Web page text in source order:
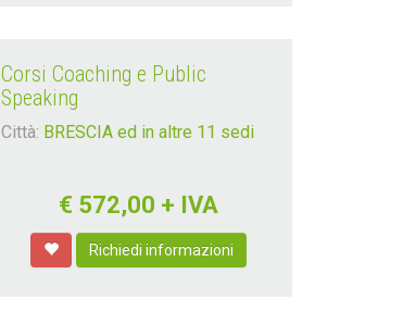
Corsi Coaching e Public
Speaking
Città: BRESCIA ed in altre 11 sedi
€ 572,00 + IVA
Richiedi informazioni